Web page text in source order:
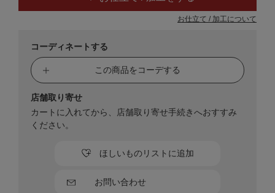
お仕立て / 加工について
コーディネートする
この商品をコーデする
お問い合わせ
ほしいものリストに追加
店舗取り寄せ
カートに入れてから、店舗取り寄せ手続きへおすすみ
ください。